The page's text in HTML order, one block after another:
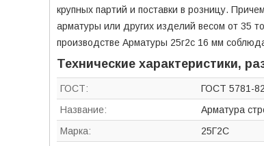
крупных партий и поставки в розницу.
арматуры или других изделий весом от 35
производстве Арматуры 25г2с 16 мм
Технические характеристики,
ГОСТ:
ГОСТ 5781-82
Название:
Арматура
Марка:
25Г2С